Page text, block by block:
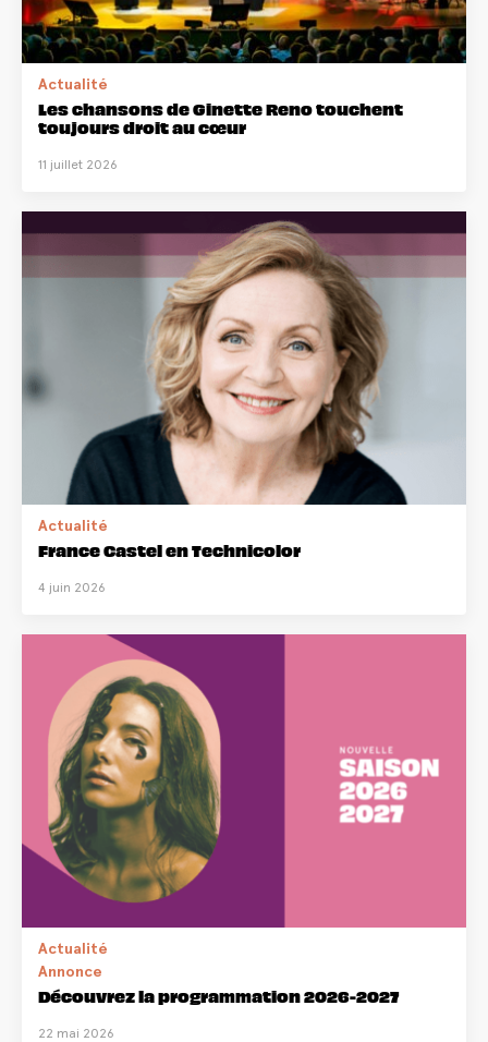
Actualité
Les chansons de Ginette Reno touchent
toujours droit au cœur
11 juillet 2026
Actualité
France Castel en Technicolor
4 juin 2026
Actualité
Annonce
Découvrez la programmation 2026-2027
22 mai 2026